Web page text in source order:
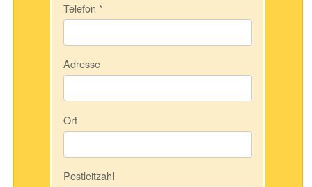
Telefon *
Adresse
Ort
Postleitzahl